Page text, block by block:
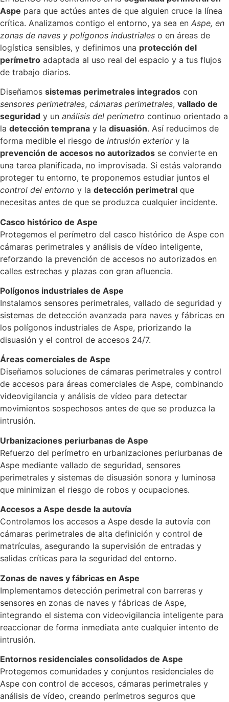
Aspe para que actúes antes de que alguien cruce la línea
crítica. Analizamos contigo el entorno, ya sea en Aspe, en
zonas de naves y polígonos industriales o en áreas de
logística sensibles, y definimos una protección del
perímetro adaptada al uso real del espacio y a tus flujos
de trabajo diarios.
Diseñamos sistemas perimetrales integrados con
sensores perimetrales, cámaras perimetrales, vallado de
seguridad y un análisis del perímetro continuo orientado a
la detección temprana y la disuasión. Así reducimos de
forma medible el riesgo de intrusión exteriory la
prevención de accesos no autorizados se convierte en
una tarea planificada, no improvisada. Si estás valorando
proteger tu entorno, te proponemos estudiar juntos el
control del entorno y la detección perimetral que
necesitas antes de que se produzca cualquier incidente.
Casco histórico de Aspe
Protegemos el perímetro del casco histórico de Aspe con
cámaras perimetrales y análisis de vídeo inteligente,
reforzando la prevención de accesos no autorizados en
calles estrechas y plazas con gran afluencia.
Polígonos industriales de Aspe
Instalamos sensores perimetrales, vallado de seguridad y
sistemas de detección avanzada para naves y fábricas en
los polígonos industriales de Aspe, priorizando la
disuasión y el control de accesos 24/7.
Áreas comerciales de Aspe
Diseñamos soluciones de cámaras perimetrales y control
de accesos para áreas comerciales de Aspe, combinando
videovigilancia y análisis de vídeo para detectar
movimientos sospechosos antes de que se produzca la
intrusión.
Urbanizaciones periurbanas de Aspe
Refuerzo del perímetro en urbanizaciones periurbanas de
Aspe mediante vallado de seguridad, sensores
perimetrales y sistemas de disuasión sonora y luminosa
que minimizan el riesgo de robos y ocupaciones.
Accesos a Aspe desde la autovía
Controlamos los accesos a Aspe desde la autovía con
cámaras perimetrales de alta definición y control de
matrículas, asegurando la supervisión de entradas y
salidas críticas para la seguridad del entorno.
Zonas de naves y fábricas en Aspe
Implementamos detección perimetral con barreras y
sensores en zonas de naves y fábricas de Aspe,
integrando el sistema con videovigilancia inteligente para
reaccionar de forma inmediata ante cualquier intento de
intrusión.
Entornos residenciales consolidados de Aspe
Protegemos comunidades y conjuntos residenciales de
Aspe con control de accesos, cámaras perimetrales y
análisis de vídeo, creando perímetros seguros que